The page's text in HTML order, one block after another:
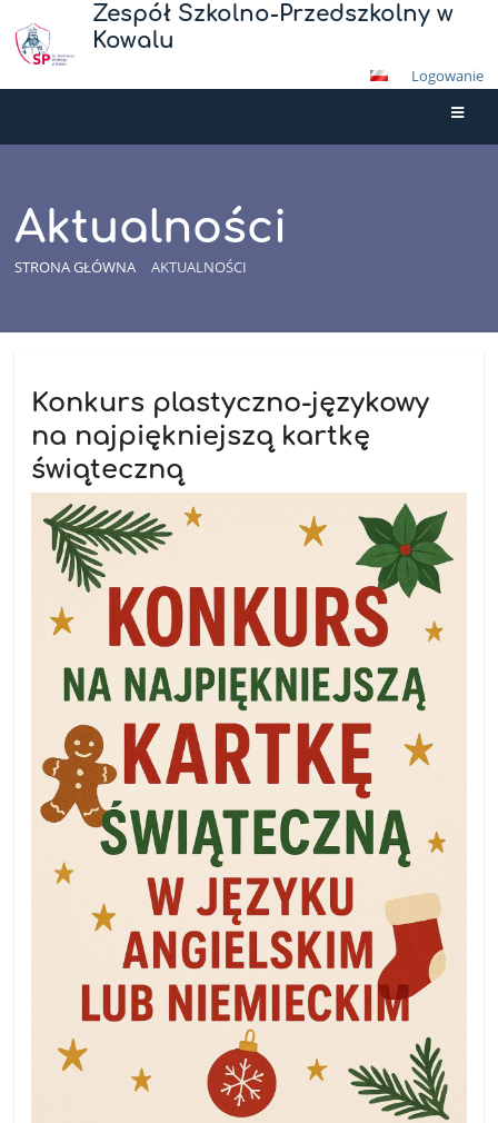
Zespół Szkolno-Przedszkolny w
Kowalu
Logowanie
Aktualności
STRONA GŁÓWNA AKTUALNOŚCI
Konkurs plastyczno-językowy
na najpiękniejszą kartkę
świąteczną